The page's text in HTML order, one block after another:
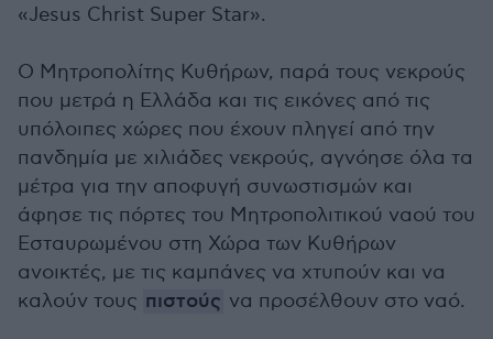
«Jesus Christ Super Star».
Ο Μητροπολίτης Κυθήρων, παρά τους νεκρούς
που μετρά η Ελλάδα και τις εικόνες από τις
υπόλοιπες χώρες που έχουν πληγεί από την
πανδημία με χιλιάδες νεκρούς, αγνόησε όλα τα
μέτρα για την αποφυγή συνωστισμών και
άφησε τις πόρτες του Μητροπολιτικού ναού του
Εσταυρωμένου στη Χώρα των Κυθήρων
ανοικτές, με τις καμπάνες να χτυπούν και να
καλούν τους πιστούς να προσέλθουν στο ναό.